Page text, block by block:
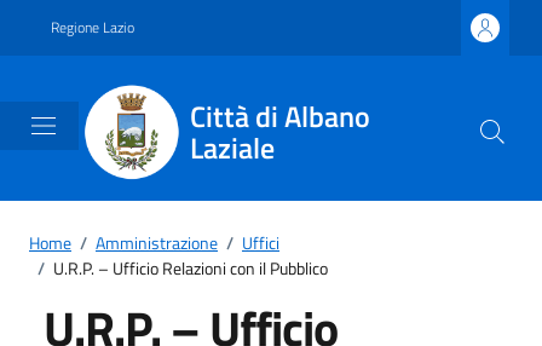
Regione Lazio
Città di Albano
Laziale
Home / Amministrazione / Uffici
/ U.R.P. – Ufficio Relazioni con il Pubblico
U.R.P. – Ufficio